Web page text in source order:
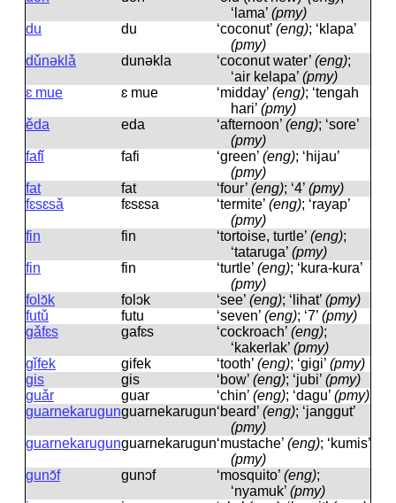
‘lama’ (pmy)
du
du ‘coconut’ (eng); ‘klapa’
(pmy)
dǔnəklǎ
dunəkla ‘coconut water’ (eng);
‘air kelapa’ (pmy)
ɛ mue
ɛ mue ‘midday’ (eng); ‘tengah
hari’ (pmy)
ěda
eda ‘afternoon’ (eng); ‘sore’
(pmy)
fafǐ
fafi ‘green’ (eng); ‘hijau’
(pmy)
fat
fat ‘four’ (eng); ‘4’ (pmy)
fɛsɛsǎ
fɛsɛsa ‘termite’ (eng); ‘rayap’
(pmy)
fin
fin ‘tortoise, turtle’ (eng);
‘tataruga’ (pmy)
fin
fin ‘turtle’ (eng); ‘kura-kura’
(pmy)
folɔ̌k
folɔk ‘see’ (eng); ‘lihat’ (pmy)
futǔ
futu ‘seven’ (eng); ‘7’ (pmy)
gǎfɛs
ɡafɛs ‘cockroach’ (eng);
‘kakerlak’ (pmy)
gǐfek
ɡifek ‘tooth’ (eng); ‘gigi’ (pmy)
gis
ɡis ‘bow’ (eng); ‘jubi’ (pmy)
guǎr
ɡuar ‘chin’ (eng); ‘dagu’ (pmy)
guarnekarugunɡuarnekaruɡun‘beard’ (eng); ‘janggut’
(pmy)
guarnekarugunɡuarnekaruɡun‘mustache’ (eng); ‘kumis’
(pmy)
gunɔ̌f
ɡunɔf ‘mosquito’ (eng);
‘nyamuk’ (pmy)